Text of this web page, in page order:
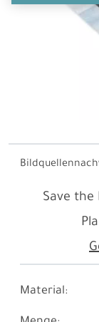
Save the
Material: